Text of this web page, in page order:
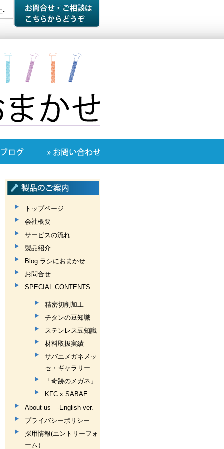
-
トップページ
会社概要
サービスの流れ
製品紹介
Blog ラシにおまかせ
お問合せ
SPECIAL CONTENTS
精密切削加工
チタンの豆知識
ステンレス豆知識
材料取扱実績
サバエメガネメッ
セ・ギャラリー
「奇跡のメガネ」
KFC x SABAE
About us -English ver.
プライバシーポリシー
採用情報(エントリーフォ
ーム）